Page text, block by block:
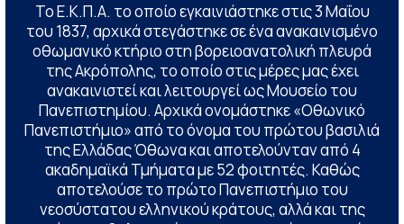
Το Ε.Κ.Π.Α. το οποίο εγκαινιάστηκε στις 3 Μαΐου
του 1837, αρχικά στεγάστηκε σε ένα ανακαινισμένο
οθωμανικό κτήριο στη βορειοανατολική πλευρά
της Ακρόπολης, το οποίο στις μέρες μας έχει
ανακαινιστεί και λειτουργεί ως Μουσείο του
Πανεπιστημίου. Αρχικά ονομάστηκε «Οθωνικό
Πανεπιστήμιο» από το όνομα του πρώτου βασιλιά
της Ελλάδας Όθωνα και αποτελούνταν από 4
ακαδημαϊκά Τμήματα με 52 φοιτητές. Καθώς
αποτελούσε το πρώτο Πανεπιστήμιο του
νεοσύστατου ελληνικού κράτους, αλλά και της